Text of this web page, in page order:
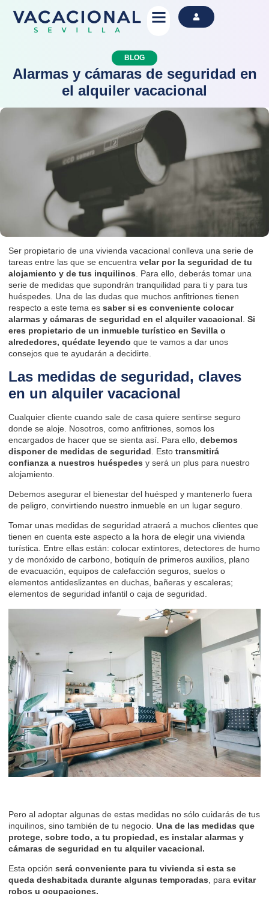
BLOG
Alarmas y cámaras de seguridad en
el alquiler vacacional
Ser propietario de una vivienda vacacional conlleva una serie de
tareas entre las que se encuentra velar por la seguridad de tu
alojamiento y de tus inquilinos. Para ello, deberás tomar una
serie de medidas que supondrán tranquilidad para ti y para tus
huéspedes. Una de las dudas que muchos anfitriones tienen
respecto a este tema es saber si es conveniente colocar
alarmas y cámaras de seguridad en el alquiler vacacional. Si
eres propietario de un inmueble turístico en Sevilla o
alrededores, quédate leyendo que te vamos a dar unos
consejos que te ayudarán a decidirte.
Las medidas de seguridad, claves
en un alquiler vacacional
Cualquier cliente cuando sale de casa quiere sentirse seguro
donde se aloje. Nosotros, como anfitriones, somos los
encargados de hacer que se sienta así. Para ello, debemos
disponer de medidas de seguridad . Esto transmitirá
confianza a nuestros huéspedes y será un plus para nuestro
alojamiento.
Debemos asegurar el bienestar del huésped y mantenerlo fuera
de peligro, convirtiendo nuestro inmueble en un lugar seguro.
Tomar unas medidas de seguridad atraerá a muchos clientes que
tienen en cuenta este aspecto a la hora de elegir una vivienda
turística. Entre ellas están: colocar extintores, detectores de humo
y de monóxido de carbono, botiquín de primeros auxilios, plano
de evacuación, equipos de calefacción seguros, suelos o
elementos antideslizantes en duchas, bañeras y escaleras;
elementos de seguridad infantil o caja de seguridad.
Pero al adoptar algunas de estas medidas no sólo cuidarás de tus
inquilinos, sino también de tu negocio. Una de las medidas que
protege, sobre todo, a tu propiedad, es instalar alarmas y
cámaras de seguridad en tu alquiler vacacional.
Esta opción será conveniente para tu vivienda si esta se
queda deshabitada durante algunas temporadas , para evitar
robos u ocupaciones.